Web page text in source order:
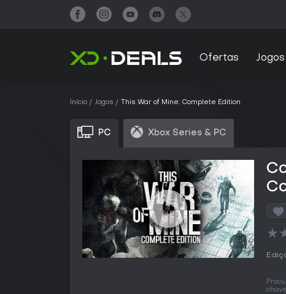
Ofertas Jogos
Início Jogos This War of Mine: Complete Edition
PC Xbox Series & PC
★